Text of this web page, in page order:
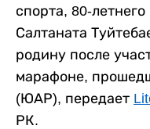
спорта, 80-
Салтаната
родину после
марафоне,
(ЮАР), передает
РК.